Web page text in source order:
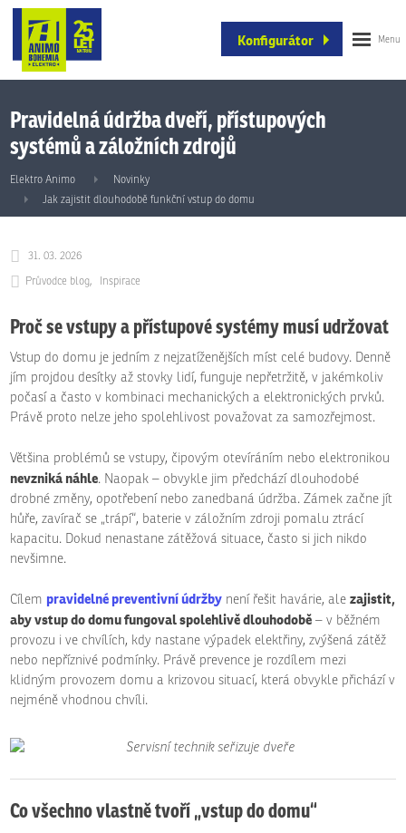
Konfigurátor
Pravidelná údržba dveří, přístupových
systémů a záložních zdrojů
Elektro Animo
Novinky
Jak zajistit dlouhodobě funkční vstup do domu
31. 03. 2026
Průvodce blog
Inspirace
Proč se vstupy a přístupové systémy musí udržovat
Vstup do domu je jedním z nejzatíženějších míst celé budovy. Denně
jím projdou desítky až stovky lidí, funguje nepřetržitě, v jakémkoliv
počasí a často v kombinaci mechanických a elektronických prvků.
Právě proto nelze jeho spolehlivost považovat za samozřejmost.
Většina problémů se vstupy, čipovým otevíráním nebo elektronikou
nevzniká náhle. Naopak – obvykle jim předchází dlouhodobé
drobné změny, opotřebení nebo zanedbaná údržba. Zámek začne jít
hůře, zavírač se „trápí“, baterie v záložním zdroji pomalu ztrácí
kapacitu. Dokud nenastane zátěžová situace, často si jich nikdo
nevšimne.
Cílem pravidelné preventivní údržby není řešit havárie, alezajistit,
aby vstup do domu fungoval spolehlivě dlouhodobě – v běžném
provozu i ve chvílích, kdy nastane výpadek elektřiny, zvýšená zátěž
nebo nepříznivé podmínky. Právě prevence je rozdílem mezi
klidným provozem domu a krizovou situací, která obvykle přichází v
nejméně vhodnou chvíli.
Co všechno vlastně tvoří „vstup do domu“